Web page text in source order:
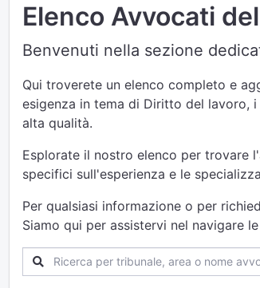
Elenco Avvocati
Benvenuti nella sezione
Qui troverete un elenco completo e
esigenza in tema di Diritto del lavoro,
alta qualità.
Esplorate il nostro elenco per trovare
specifici sull'esperienza e le
Per qualsiasi informazione o per
Siamo qui per assistervi nel navigare